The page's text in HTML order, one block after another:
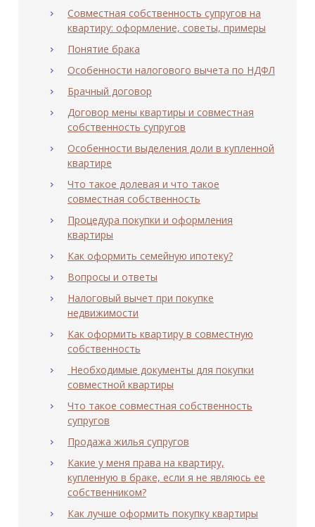
Cовместная собственность супругов на
квартиру: оформление, советы, примеры
Понятие брака
Особенности налогового вычета по НДФЛ
Брачный договор
Договор мены квартиры и совместная
собственность супругов
Особенности выделения доли в купленной
квартире
Что такое долевая и что такое
совместная собственность
Процедура покупки и оформления
квартиры
Как оформить семейную ипотеку?
Вопросы и ответы
Налоговый вычет при покупке
недвижимости
Как оформить квартиру в совместную
собственность
Необходимые документы для покупки
совместной квартиры
Что такое совместная собственность
супругов
Продажа жилья супругов
Какие у меня права на квартиру,
купленную в браке, если я не являюсь ее
собственником?
Как лучше оформить покупку квартиры